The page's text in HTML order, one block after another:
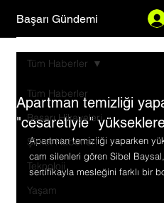
Başarı Gündemi
Tüm Haberler
Başarı Hikayeleri
Şirket Haberleri
Teknoloji
Yaşam
Tüm Haberler
Apartman temizliği
"cesaretiyle" yükseklere
Apartman temizliği yaparken
cam silenleri gören Sibel Baysal,
sertifikayla mesleğini farklı bir